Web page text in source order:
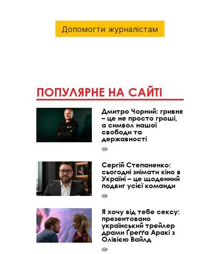
Допомогти журналістам
ПОПУЛЯРНЕ НА САЙТІ
Дмитро Чорний: гривня
– це не просто гроші,
а символ нашої
свободи та
державності
Сергій Степаненко:
сьогодні знімати кіно в
Україні – це щоденний
подвиг усієї команди
Я хочу від тебе сексу:
презентовано
український трейлер
драми Ґреґґа Аракі з
Олівією Вайлд